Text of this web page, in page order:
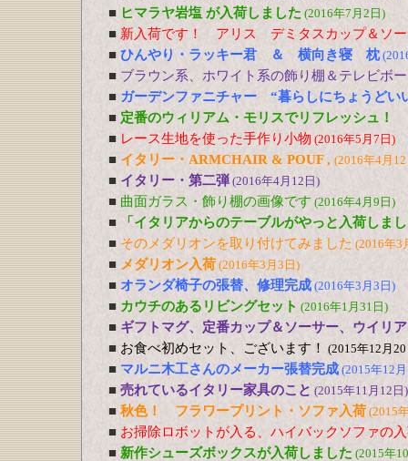
■ ヒマラヤ岩塩 が入荷しました (2016年7月2日)
■ 新入荷です！ アリス デミタスカップ＆ソ
■ ひんやり・ラッキー君 ＆ 横向き寝 枕
■ ブラウン系、ホワイト系の飾り棚＆テレビボ
■ ガーデンファニチャー “暮らしにちょうど
■ 定番のウィリアム・モリスでリフレッシュ！
■ レース生地を使った手作り小物 (2016年5月7日)
■ イタリー・ARMCHAIR & POUF , (2016年4月
■ イタリー・第二弾 (2016年4月12日)
■ 曲面ガラス・飾り棚の画像です (2016年4月9日)
■
「イタリアからのテーブルがやっと入荷しま
■ そのメダリオンを取り付けてみました (2016年3
■ メダリオン入荷 (2016年3月3日)
■ オランダ椅子の張替、修理完成 (2016年3月3日)
■ カウチのあるリビングセット (2016年1月31日)
■ ギフトマグ、定番カップ＆ソーサー、ウイリ
■ お食べ初めセット、ございます！ (2015年12月
■ マルニ木工さんのメーカー張替完成 (2015年12
■ 売れているイタリー家具のこと (2015年11月12日)
■ 秋色！ フラワープリント・ソファ入荷 (2015
■ お掃除ロボットが入る、ハイバックソファの
■ 新作シューズボックスが入荷しました (2015年